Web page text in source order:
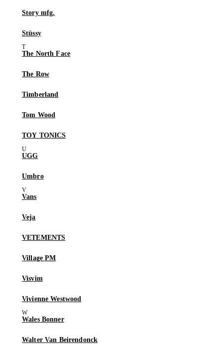
Story mfg.
Stüssy
The North Face
The Row
Timberland
Tom Wood
TOY TONICS
UGG
Umbro
Vans
Veja
VETEMENTS
Village PM
Visvim
Vivienne Westwood
Wales Bonner
Walter Van Beirendonck